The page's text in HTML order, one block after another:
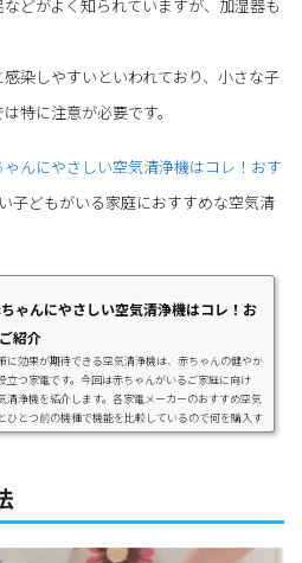
どがよく知られていますが、加湿器も
染しやすいといわれており、小さな子
特に注意が必要です。
ゃんにやさしい空気清浄機はコレ！おす
子どもがいる家庭におすすめな空気清
ゃんにやさしい空気清浄機はコレ！お
紹介
に効果が期待できる空気清浄機は、赤ちゃんの健やか
立つ家電です。今回は赤ちゃんがいるご家庭に向け
清浄機を紹介します。各家電メーカーのおすすめ空気
ひとつ前の機種で機能を比較しているので何を購入す
然！赤ちゃんがいるご家庭で空気清浄機を置くメリッ
選び方と注意点空...